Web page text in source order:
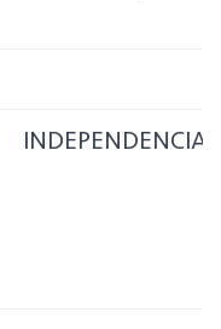
INDEPENDENCIA